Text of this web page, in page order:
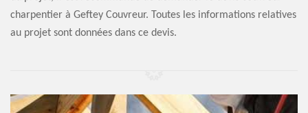
charpentier à Geftey Couvreur. Toutes les informations relatives
au projet sont données dans ce devis.